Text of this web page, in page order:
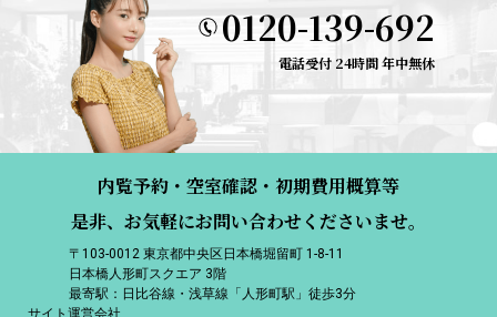
0120-139-692
電話受付 24時間 年中無休
内覧予約・空室確認・初期費用概算等
是非、お気軽にお問い合わせくださいませ。
〒103-0012 東京都中央区日本橋堀留町 1-8-11
日本橋人形町スクエア 3階
最寄駅：日比谷線・浅草線「人形町駅」徒歩3分
サイト運営会社